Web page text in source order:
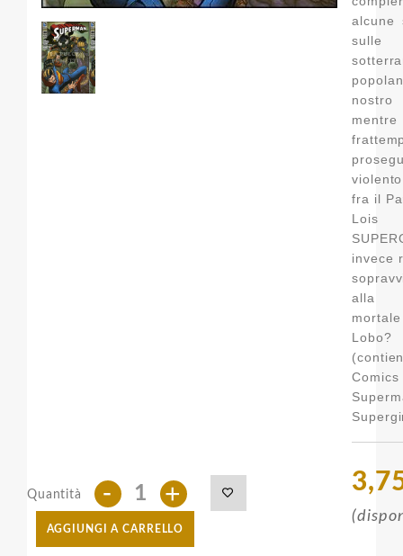
alcune
sulle
nostro
fra il
Lois
invece
alla
Lobo?
Quantità - +
AGGIUNGI A CARRELLO